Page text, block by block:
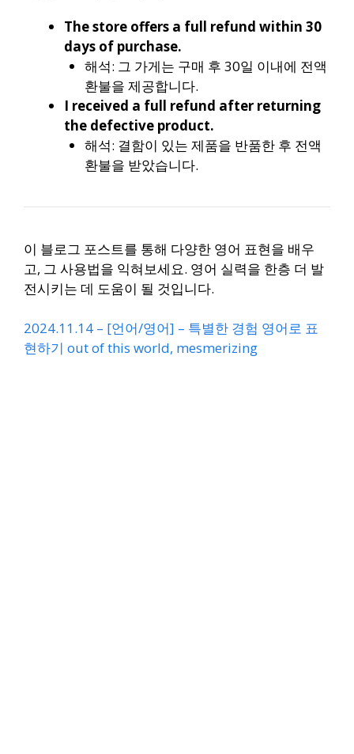
The store offers a full refund within 30
days of purchase.
해석: 그 가게는 구매 후 30일 이내에 전액
환불을 제공합니다.
I received a full refund after returning
the defective product.
해석: 결함이 있는 제품을 반품한 후 전액
환불을 받았습니다.
이 블로그 포스트를 통해 다양한 영어 표현을 배우
고, 그 사용법을 익혀보세요. 영어 실력을 한층 더 발
전시키는 데 도움이 될 것입니다.
2024.11.14 – [언어/영어] – 특별한 경험 영어로 표
현하기 out of this world, mesmerizing